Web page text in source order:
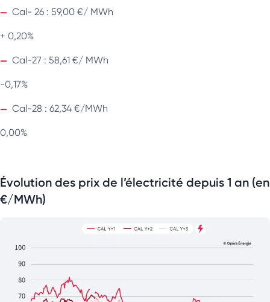
Cal- 26 : 59,00 €/ MWh
+ 0,20%
Cal-27 : 58,61 €/ MWh
-0,17%
Cal-28 : 62,34 €/MWh
0,00%
Évolution des prix de l’électricité depuis 1 an (en
€/MWh)